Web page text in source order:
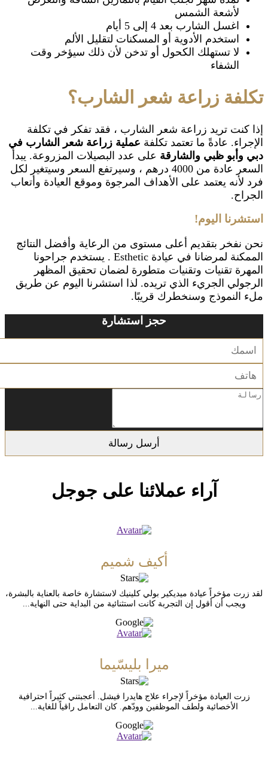
لأشعة الشمس
اغسل الشارب بعد 4 إلى 5 أيام
استخدم الأدوية أو المسكنات لتقليل الألم
لا تستهلك الكحول أو تدخن لأن ذلك سيؤخر وقت
الشفاء
تكلفة زراعة شعر الشارب؟
إذا كنت تريد زراعة شعر الشارب ، فقد تفكر في تكلفة
الإجراء. عادةً ما تعتمد تكلفة عملية زراعة شعر الشارب في
دبي وأبو ظبي والشارقة على عدد البصيلات المزروعة. يبدأ
السعر عادة من 4000 درهم ، وسيرتفع السعر وسيتغير لكل
فرد لأنه يعتمد على الأهداف المرجوة وموقع العيادة وأتعاب
الجراح.
استشرنا اليوم!
نحن نفخر بتقديم أعلى مستوى من الرعاية وأفضل النتائج
الممكنة لمرضانا في عيادة Esthetic . يستخدم جراحونا
المهرة تقنيات وتقنيات متطورة لضمان تحقيق المظهر
الرجولي الجريء الذي تريده. لذا استشرنا اليوم عن طريق
ملء النموذج وسنخطرك قريبًا.
حجز استشارة
آراء عملائنا على جوجل
أكيف شميم
لقد زرت مؤخراً عيادة ميديكير بولي كلينيك لاستشارة خاصة بالعناية بالبشرة،
ويجب أن أقول إن التجربة كانت استثنائية من البداية حتى النهاية...
ميرا بليسّيما
زرت العيادة مؤخراً لإجراء علاج هايدرا فيشل. أعجبتني كثيراً احترافية
الأخصائية ولطف الموظفين وودّهم. كان التعامل راقياً للغاية...